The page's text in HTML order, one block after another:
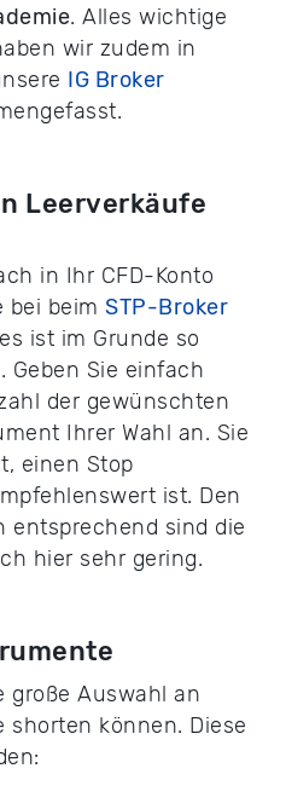
. Alles wichtige
wir zudem in
IG Broker
Leerverkäufe
in Ihr CFD-Konto
bei beim STP-Broker
ist im Grunde so
Geben Sie einfach
der gewünschten
Ihrer Wahl an. Sie
einen Stop
ist. Den
entsprechend sind die
hier sehr gering.
große Auswahl an
shorten können. Diese